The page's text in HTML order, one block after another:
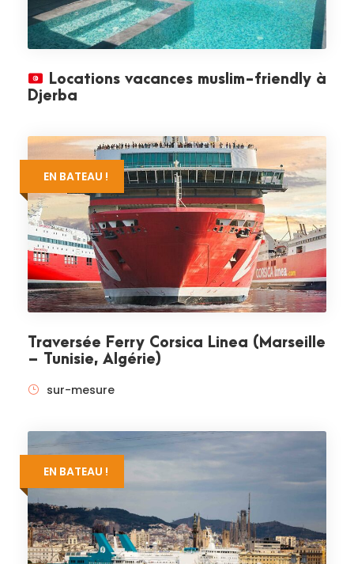
Locations vacances muslim-friendly à
Djerba
EN BATEAU !
Traversée Ferry Corsica Linea (Marseille
– Tunisie, Algérie)
sur-mesure
EN BATEAU !